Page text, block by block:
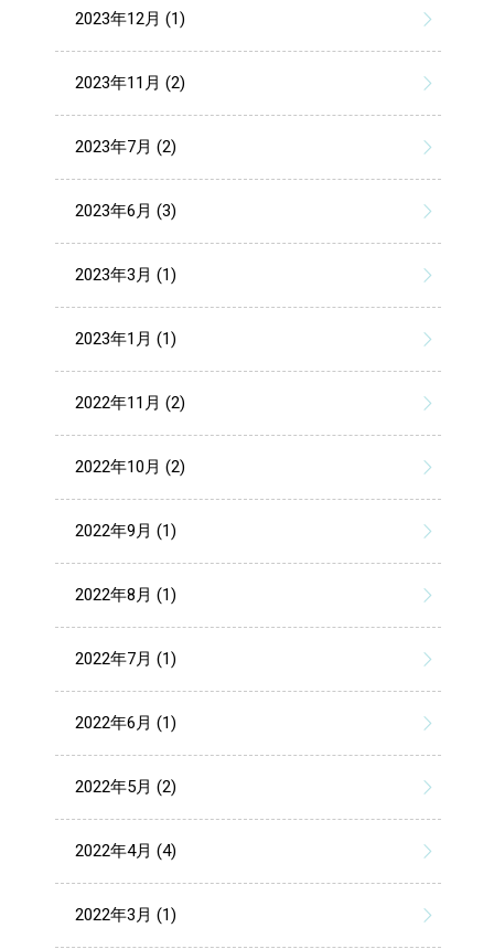
2023年12月 (1)
2023年11月 (2)
2023年7月 (2)
2023年6月 (3)
2023年3月 (1)
2023年1月 (1)
2022年11月 (2)
2022年10月 (2)
2022年9月 (1)
2022年8月 (1)
2022年7月 (1)
2022年6月 (1)
2022年5月 (2)
2022年4月 (4)
2022年3月 (1)